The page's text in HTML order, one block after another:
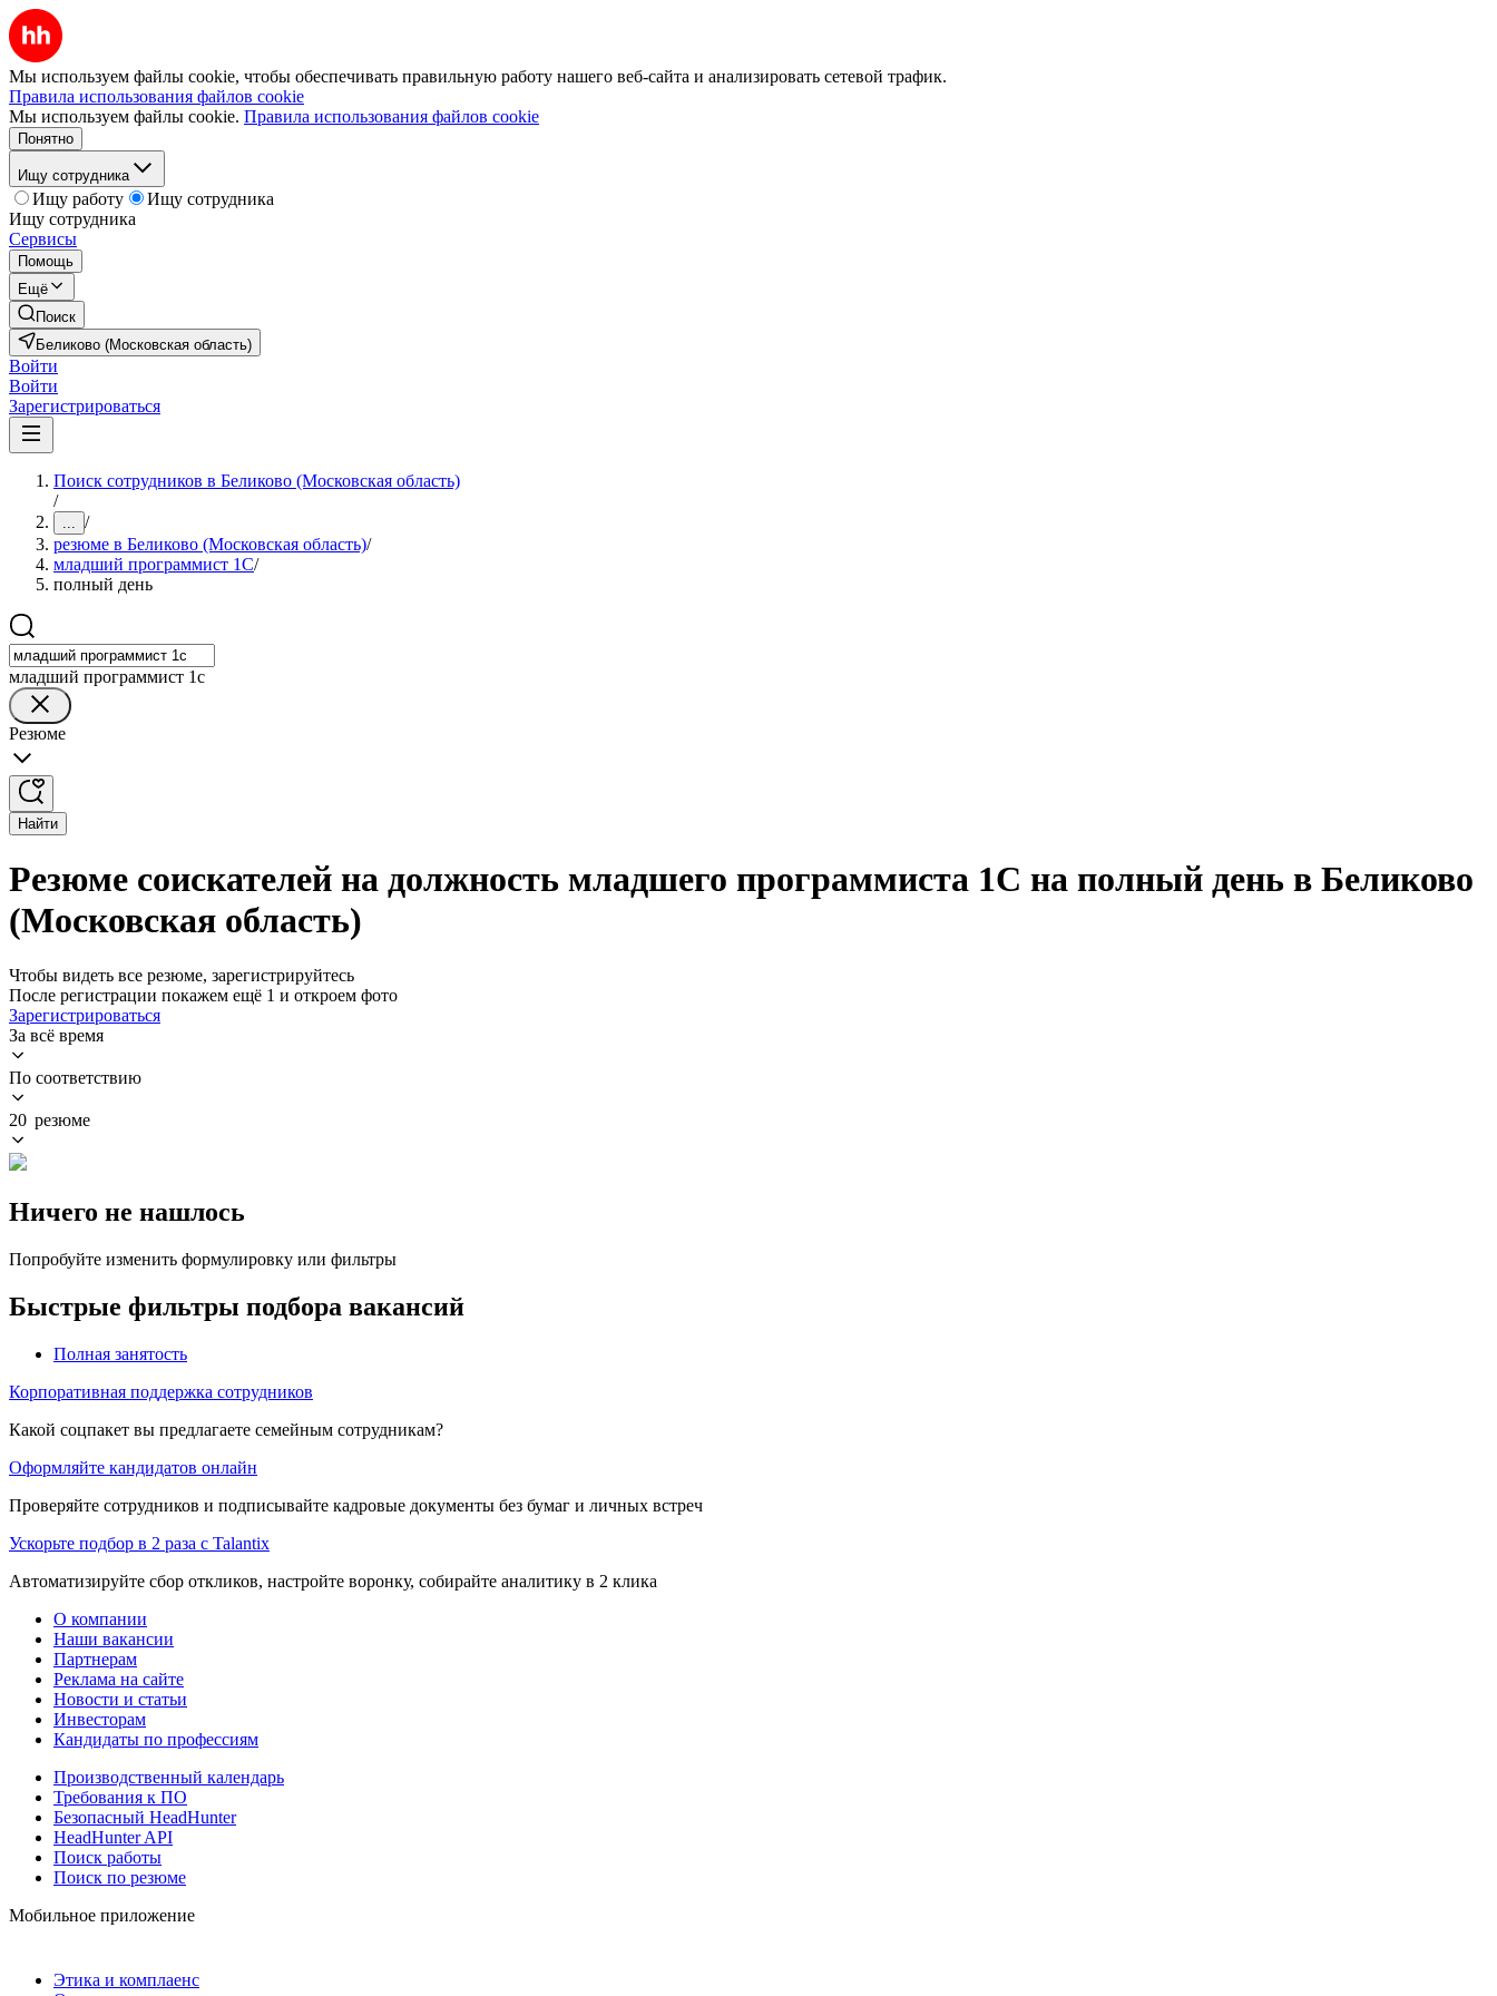
Мы используем файлы cookie, чтобы обеспечивать правильную работу нашего веб-сайта и анализировать сетевой трафик.
Правила использования файлов cookie
Мы используем файлы cookie. Правила использования файлов cookie
Понятно
Ищу сотрудника
Ищу работу
Ищу сотрудника
Ищу сотрудника
Сервисы
Помощь
Ещё
Поиск
Беликово (Московская область)
Войти
Войти
Зарегистрироваться
Поиск сотрудников в Беликово (Московская область)
/
... /
резюме в Беликово (Московская область)/
младший программист 1С/
полный день
младший программист 1с
Резюме
Найти
Резюме соискателей на должность младшего программиста 1С на полный день в Беликово
(Московская область)
Чтобы видеть все резюме, зарегистрируйтесь
После регистрации покажем ещё 1 и откроем фото
Зарегистрироваться
За всё время
По соответствию
20 резюме
Ничего не нашлось
Попробуйте изменить формулировку или фильтры
Быстрые фильтры подбора вакансий
Полная занятость
Корпоративная поддержка сотрудников
Какой соцпакет вы предлагаете семейным сотрудникам?
Оформляйте кандидатов онлайн
Проверяйте сотрудников и подписывайте кадровые документы без бумаг и личных встреч
Ускорьте подбор в 2 раза с Talantix
Автоматизируйте сбор откликов, настройте воронку, собирайте аналитику в 2 клика
О компании
Наши вакансии
Партнерам
Реклама на сайте
Новости и статьи
Инвесторам
Кандидаты по профессиям
Производственный календарь
Требования к ПО
Безопасный HeadHunter
HeadHunter API
Поиск работы
Поиск по резюме
Мобильное приложение
Этика и комплаенс